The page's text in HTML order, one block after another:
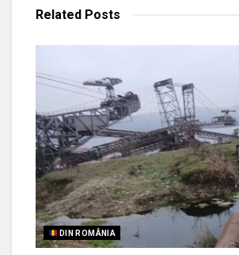
Related Posts
DIN ROMÂNIA